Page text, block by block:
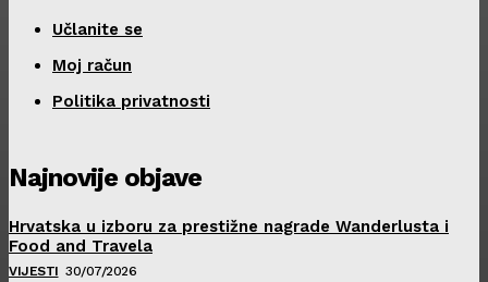
Učlanite se
Moj račun
Politika privatnosti
Najnovije objave
Hrvatska u izboru za prestižne nagrade Wanderlusta i
Food and Travela
VIJESTI 30/07/2026